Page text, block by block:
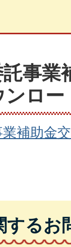
事業
ロ
補助金
するお